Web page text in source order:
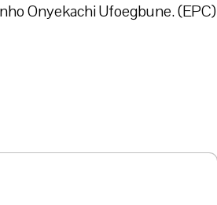
Onyekachi Ufoegbune. (EPC)